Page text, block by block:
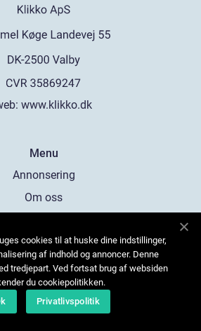
www.klikko.dk
Menu
Annonsering
Om oss
Kontakta oss
Sitemap
cookies til at huske dine indstillinger,
af indhold og annoncer. Denne
tredjepart. Ved fortsat brug af websiden
du cookiepolitikken.
Privatlivspolitik